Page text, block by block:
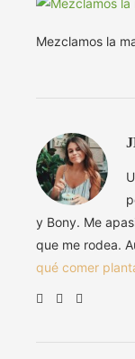
Mezclamos la
y Bony. Me
que me rodea.
qué comer